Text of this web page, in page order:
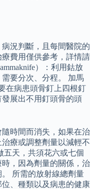
況判斷，且每間醫院的
費用僅供參考，詳情請
）：利用鈷放
要分次、分程。 加馬
在病患頭骨釘上四根釘
展出不用釘頭骨的頭
時間而消失，如果在治
療或調整劑量以減輕不
五天，共須花六或七個
，因為劑量的關係，治
所需的放射線總劑量
、種類以及病患的健康